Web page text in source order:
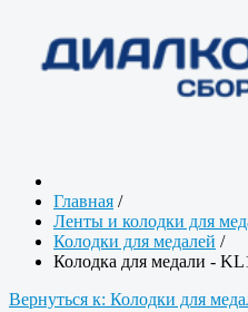
Главная /
Ленты и колодки для
Колодки для медалей /
Колодка для медали -
Вернуться к: Колодки для